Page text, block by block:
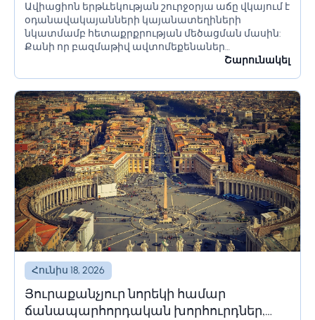
լուծումներ և համակարգեր
Ավիացիոն երթևեկության շուրջօրյա աճը վկայում է
օդանավակայանների կայանատեղիների
նկատմամբ հետաքրքրության մեծացման մասին:
Քանի որ բազմաթիվ ավտոմեքենաներ
օդանավակայանի տարածքում մնում են երկար
ճիշտ հաշվարկվեն՝ անցանկալի հետևանքներից
խուսափելու համար:...
Շարունակել
Հունիս 18, 2026
Յուրաքանչյուր նորեկի համար
ճանապարհորդական խորհուրդներ,